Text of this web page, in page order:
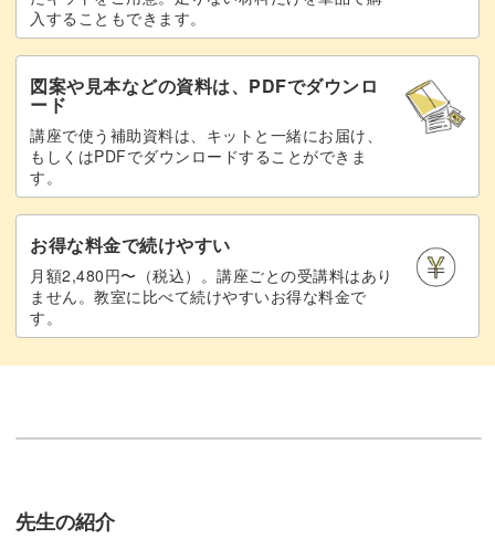
入することもできます。
図案や見本などの資料は、PDFでダウンロ
ード
講座で使う補助資料は、キットと一緒にお届け、
もしくはPDFでダウンロードすることができま
す。
お得な料金で続けやすい
月額2,480円〜（税込）。講座ごとの受講料はあり
ません。教室に比べて続けやすいお得な料金で
す。
先生の紹介